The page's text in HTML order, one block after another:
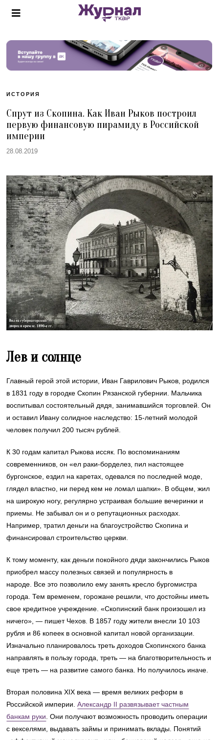
ИСТОРИЯ
Спрут из Скопина. Как Иван Рыков построил
первую финансовую пирамиду в Российской
империи
28.08.2019
Лев и солнце
Главный герой этой истории, Иван Гаврилович Рыков, родился
в 1831 году в городке Скопин Рязанской губернии. Мальчика
воспитывал состоятельный дядя, занимавшийся торговлей. Он
и оставил Ивану солидное наследство: 15-летний молодой
человек получил 200 тысяч рублей.
К 30 годам капитал Рыкова иссяк. По воспоминаниям
современников, он «ел раки-борделез, пил настоящее
бургонское, ездил на каретах, одевался по последней моде,
глядел властно, ни перед кем не ломал шапки». В общем, жил
на широкую ногу, регулярно устраивая большие вечеринки и
приемы. Не забывал он и о репутационных расходах.
Например, тратил деньги на благоустройство Скопина и
финансировал строительство церкви.
К тому моменту, как деньги покойного дяди закончились Рыков
приобрел массу полезных связей и популярность в
народе. Все это позволило ему занять кресло бургомистра
города. Тем временем, горожане решили, что достойны иметь
свое кредитное учреждение. «Скопинский банк произошел из
ничего», — пишет Чехов. В 1857 году жители внесли 10 103
рубля и 86 копеек в основной капитал новой организации.
Изначально планировалось треть доходов Скопинского банка
направлять в пользу города, треть — на благотворительность и
еще треть — на развитие самого банка. Но получилось иначе.
Вторая половина XIX века — время великих реформ в
Российской империи.Александр II развязывает частным
банкам руки . Они получают возможность проводить операции
с векселями, выдавать займы и принимать вклады. Понятий